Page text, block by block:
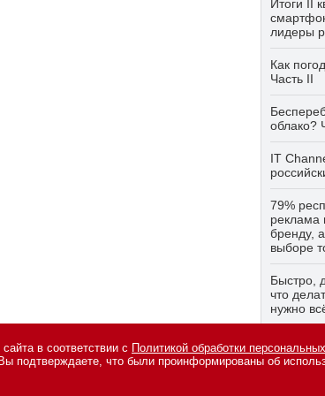
Итоги II
лидеры
Как
Часть II
облако?
IT
79%
реклама
бренду,
выборе
Быстро,
что
нужно
и порядке использования материалов сайта
E-mail:
в соответствии с Политикой обработки персональных
подтверждаете, что были проинформированы об